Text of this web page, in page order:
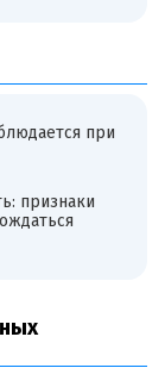
при
признаки